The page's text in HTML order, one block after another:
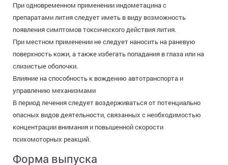
При одновременном применении индометацина с
препаратами лития следует иметь в виду возможность
появления симптомов токсического действия лития.
При местном применении не следует наносить на раневую
поверхность кожи, а также избегать попадания в глаза или на
слизистые оболочки.
Влияние на способность к вождению автотранспорта и
управлению механизмами
В период лечения следует воздерживаться от потенциально
опасных видов деятельности, связанных с необходимостью
концентрации внимания и повышенной скорости
психомоторных реакций.
Форма выпуска